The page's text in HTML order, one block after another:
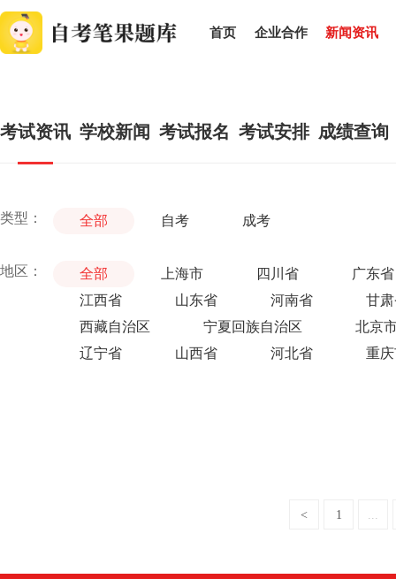
首页 企业合作 新闻资讯
考试资讯 学校新闻 考试报名 考试安排 成绩查询
类型： 全部 自考 成考
地区： 全部 上海市 四川省
广东省
江西省
山东省 河南省
甘
西藏自治区
宁夏回族自治区
北京
辽宁省
山西省 河北省 重
< 1 ...